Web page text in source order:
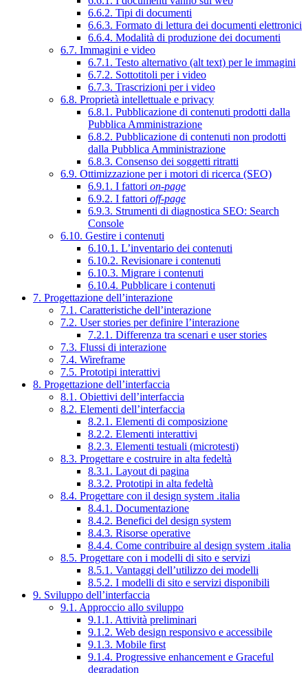
6.6.2. Tipi di documenti
6.6.3. Formato di lettura dei documenti elettronici
6.6.4. Modalità di produzione dei documenti
6.7. Immagini e video
6.7.1. Testo alternativo (alt text) per le immagini
6.7.2. Sottotitoli per i video
6.7.3. Trascrizioni per i video
6.8. Proprietà intellettuale e privacy
6.8.1. Pubblicazione di contenuti prodotti dalla
Pubblica Amministrazione
6.8.2. Pubblicazione di contenuti non prodotti
dalla Pubblica Amministrazione
6.8.3. Consenso dei soggetti ritratti
6.9. Ottimizzazione per i motori di ricerca (SEO)
6.9.1. I fattori on-page
6.9.2. I fattori off-page
6.9.3. Strumenti di diagnostica SEO: Search
Console
6.10. Gestire i contenuti
6.10.1. L’inventario dei contenuti
6.10.2. Revisionare i contenuti
6.10.3. Migrare i contenuti
6.10.4. Pubblicare i contenuti
7. Progettazione dell’interazione
7.1. Caratteristiche dell’interazione
7.2. User stories per definire l’interazione
7.2.1. Differenza tra scenari e user stories
7.3. Flussi di interazione
7.4. Wireframe
7.5. Prototipi interattivi
8. Progettazione dell’interfaccia
8.1. Obiettivi dell’interfaccia
8.2. Elementi dell’interfaccia
8.2.1. Elementi di composizione
8.2.2. Elementi interattivi
8.2.3. Elementi testuali (microtesti)
8.3. Progettare e costruire in alta fedeltà
8.3.1. Layout di pagina
8.3.2. Prototipi in alta fedeltà
8.4. Progettare con il design system .italia
8.4.1. Documentazione
8.4.2. Benefici del design system
8.4.3. Risorse operative
8.4.4. Come contribuire al design system .italia
8.5. Progettare con i modelli di sito e servizi
8.5.1. Vantaggi dell’utilizzo dei modelli
8.5.2. I modelli di sito e servizi disponibili
9. Sviluppo dell’interfaccia
9.1. Approccio allo sviluppo
9.1.1. Attività preliminari
9.1.2. Web design responsivo e accessibile
9.1.3. Mobile first
9.1.4. Progressive enhancement e Graceful
degradation